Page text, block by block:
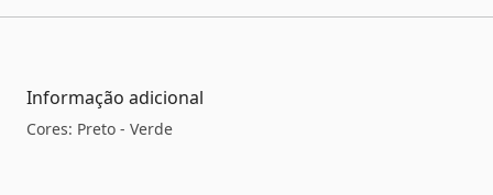
Informação adicional
Cores: Preto - Verde